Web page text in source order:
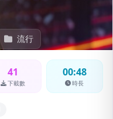
流行
41
下載數
00:48
時長